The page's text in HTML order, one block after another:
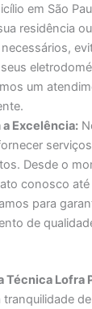
em São
residência
um
Excelência:
Desde o
conosco
para
de
Técnica Lofra